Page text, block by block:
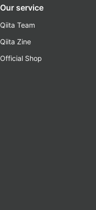
Our service
Qiita Team
Qiita Zine
Official Shop